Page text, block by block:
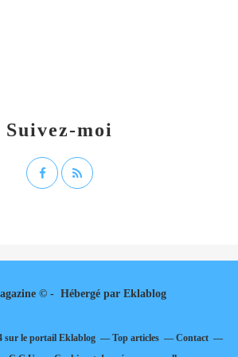
Suivez-moi
© - Hébergé par Eklablog
sur le portail Eklablog Top articles
Contact